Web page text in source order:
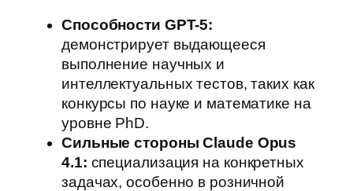
Способности GPT-5:
демонстрирует выдающееся
выполнение научных и
интеллектуальных тестов, таких как
конкурсы по науке и математике на
уровне PhD.
Сильные стороны Claude Opus
4.1: специализация на конкретных
задачах, особенно в розничной